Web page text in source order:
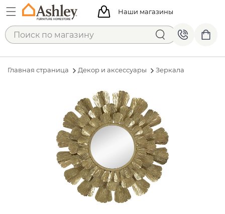
Наши магазины
Главная страница Декор и аксессуары Зеркала